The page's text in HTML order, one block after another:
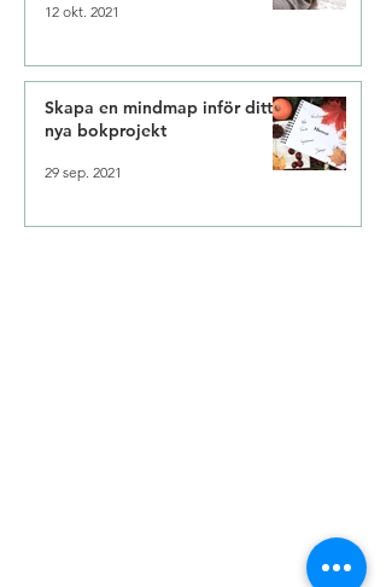
12 okt. 2021
Skapa en mindmap inför ditt
nya bokprojekt
29 sep. 2021